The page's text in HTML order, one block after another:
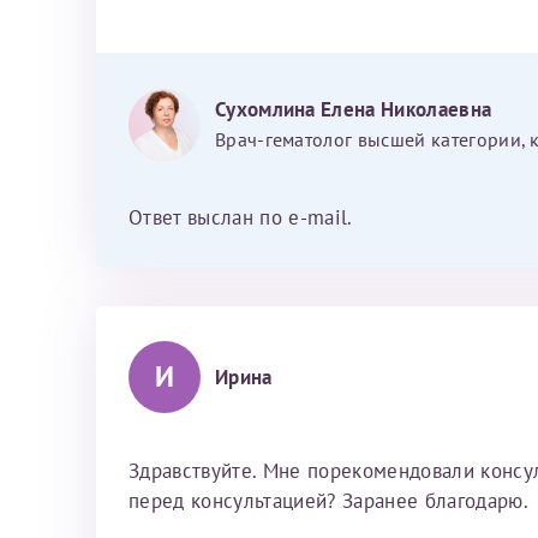
Сухомлина Елена Николаевна
Врач-гематолог высшей
Ответ выслан по e-mail.
И Ирина
Здравствуйте. Мне порекомендовали
перед консультацией? Заранее благодарю.